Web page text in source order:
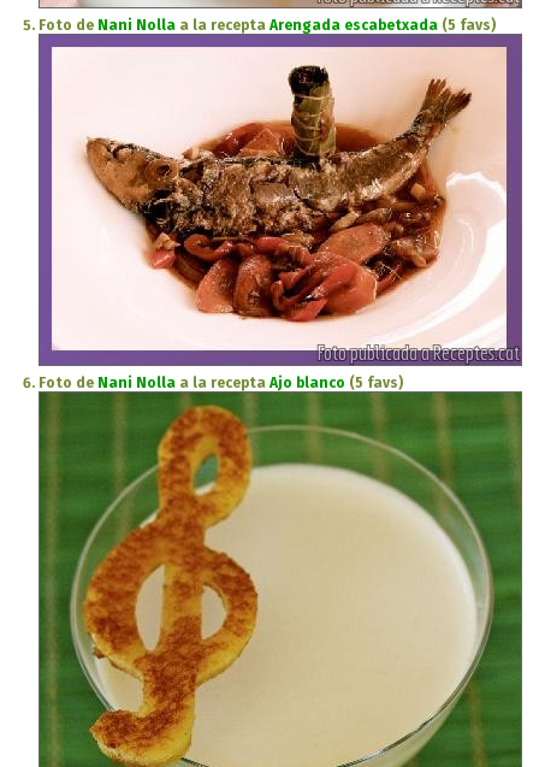
Foto de Nani Nolla a la recepta Arengada escabetxada (5 favs)
Foto de Nani Nolla a la recepta Ajo blanco (5 favs)